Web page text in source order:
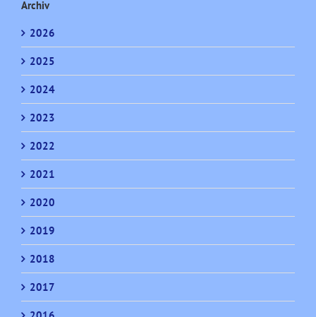
Archiv
2026
2025
2024
2023
2022
2021
2020
2019
2018
2017